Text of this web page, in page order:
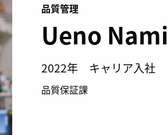
品質管理
Ueno
2022年 キャリア入社
品質保証課